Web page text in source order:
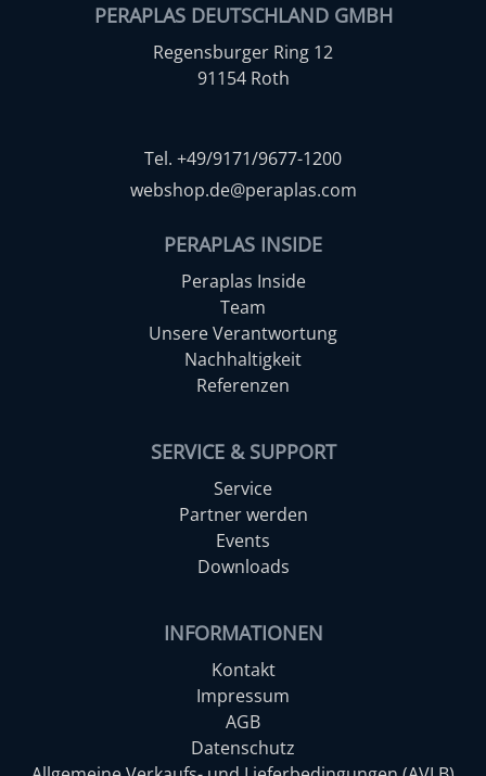
PERAPLAS DEUTSCHLAND GMBH
Regensburger Ring 12
91154 Roth
Tel. +49/9171/9677-1200
webshop.de@peraplas.com
PERAPLAS INSIDE
Peraplas Inside
Team
Unsere Verantwortung
Nachhaltigkeit
Referenzen
SERVICE & SUPPORT
Service
Partner werden
Events
Downloads
INFORMATIONEN
Kontakt
Impressum
AGB
Datenschutz